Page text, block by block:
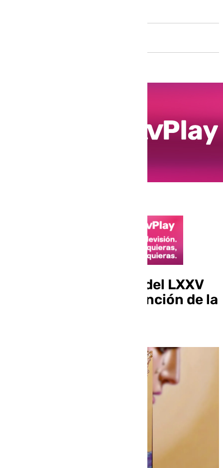
Presentado el cartel del LXXV
Aniversario de la Asunción de la